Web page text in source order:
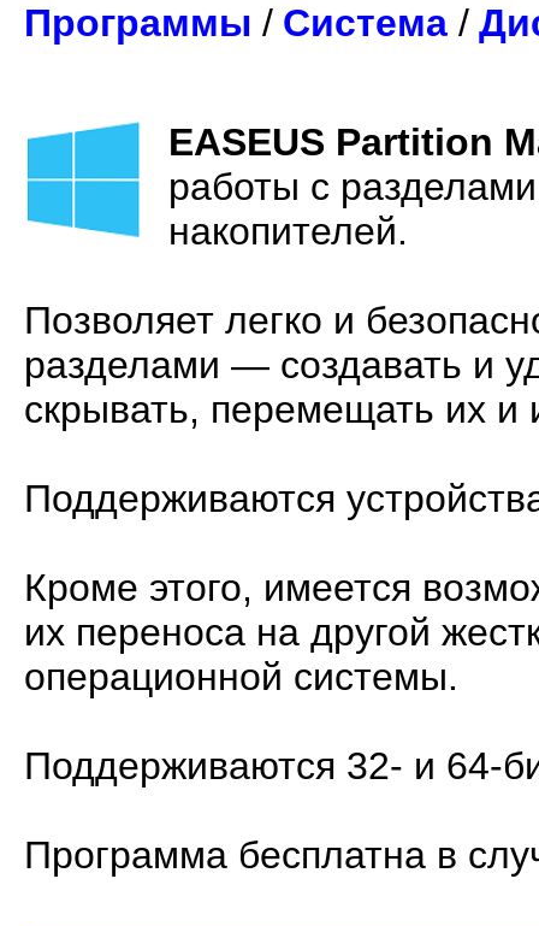
Программы / Система /
EASEUS Partition
работы с
накопителей.
Позволяет легко и
разделами — создавать и
скрывать, перемещать их и
Поддерживаются
Кроме этого, имеется
их переноса на другой
операционной системы.
Поддерживаются 32- и 64-
Программа бесплатна в